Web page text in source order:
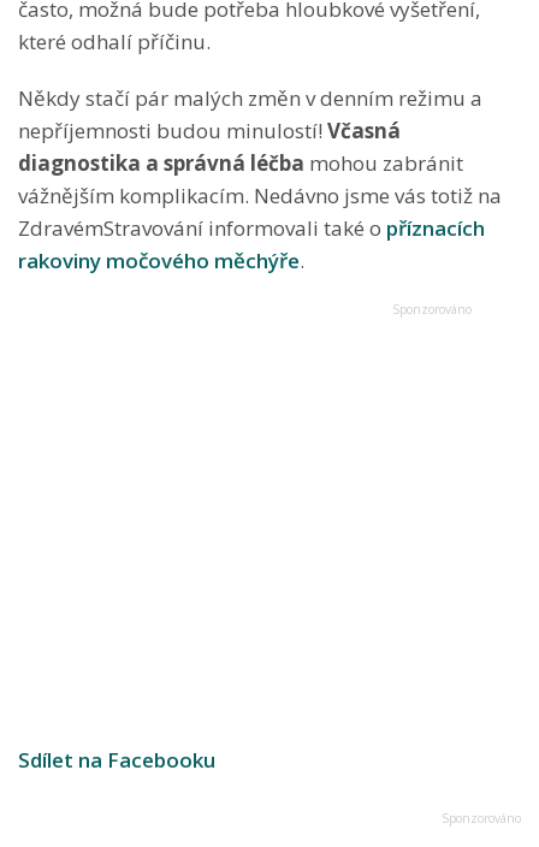
často, možná bude potřeba hloubkové vyšetření,
které odhalí příčinu.
Někdy stačí pár malých změn v denním režimu a
nepříjemnosti budou minulostí! Včasná
diagnostika a správná léčba mohou zabránit
vážnějším komplikacím. Nedávno jsme vás totiž na
ZdravémStravování informovali také o příznacích
rakoviny močového měchýře.
Sdílet na Facebooku